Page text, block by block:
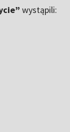
wystąpili: